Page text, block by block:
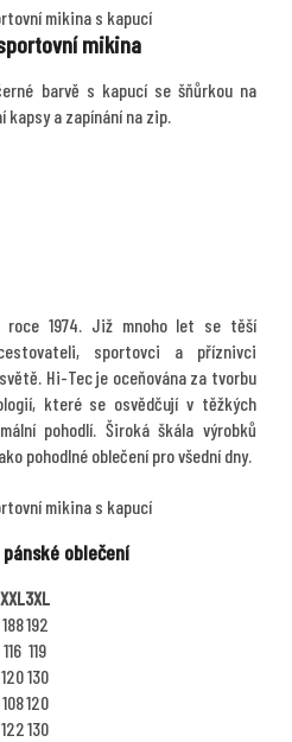
sportovní mikina
barvě s kapucí se šňůrkou na
kapsy a zapínání na zip.
roce 1974. Již mnoho let se těší
sportovci a příznivci
Hi-Tec je oceňována za tvorbu
které se osvědčují v těžkých
pohodlí. Široká škála výrobků
pohodlné oblečení pro všední dny.
oblečení
XXL3XL
188192
116 119
120130
108120
122130